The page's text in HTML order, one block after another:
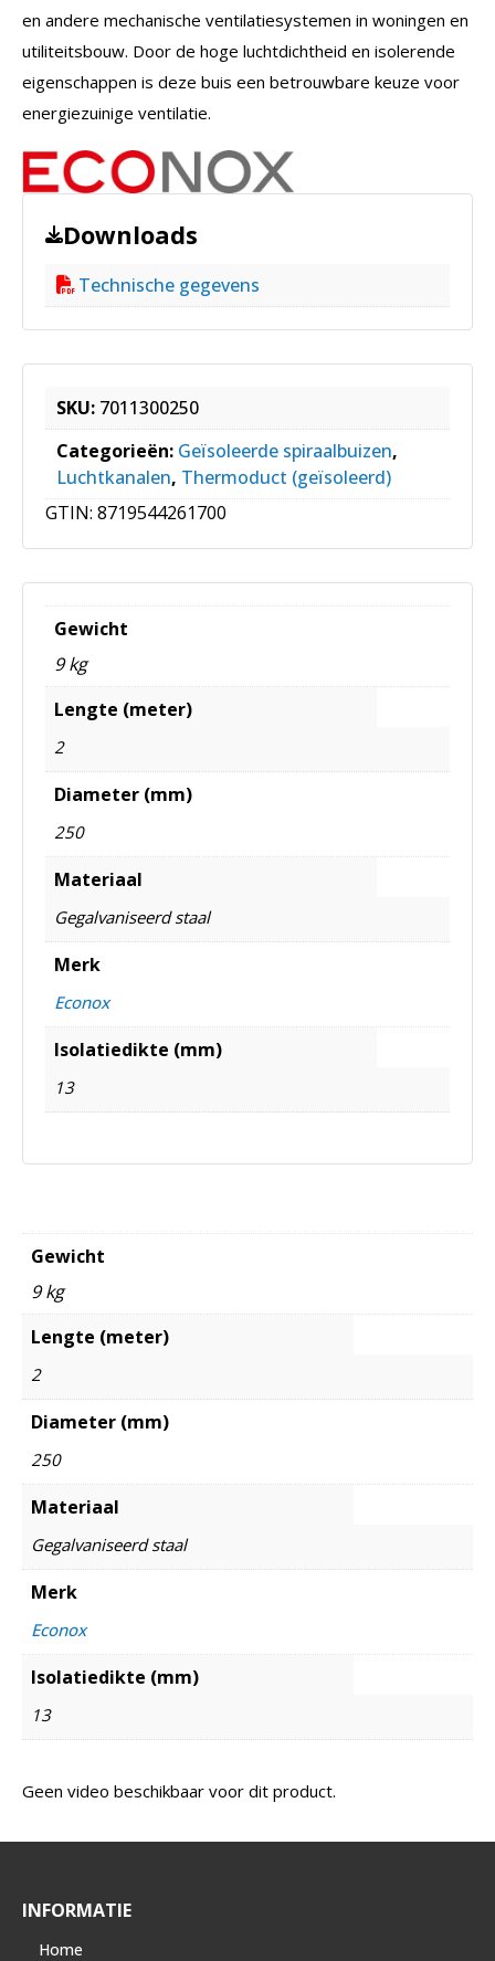
en andere mechanische ventilatiesystemen in woningen en
utiliteitsbouw. Door de hoge luchtdichtheid en isolerende
eigenschappen is deze buis een betrouwbare keuze voor
energiezuinige ventilatie.
Downloads
Technische gegevens
SKU: 7011300250
Categorieën: Geïsoleerde spiraalbuizen,
Luchtkanalen, Thermoduct (geïsoleerd)
GTIN: 8719544261700
Gewicht
9 kg
Lengte (meter)
2
Diameter (mm)
250
Materiaal
Gegalvaniseerd staal
Merk
Econox
Isolatiedikte (mm)
13
Gewicht
9 kg
Lengte (meter)
2
Diameter (mm)
250
Materiaal
Gegalvaniseerd staal
Merk
Econox
Isolatiedikte (mm)
13
Geen video beschikbaar voor dit product.
INFORMATIE
Home